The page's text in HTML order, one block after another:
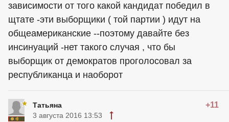
зависимости от того какой кандидат победил в
щтате -эти выборщики ( той партии ) идут на
общеамериканские --поэтому давайте без
инсинуаций -нет такого случая , что бы
выборщик от демократов проголосовал за
республиканца и наоборот
Татьяна +11
3 августа 2016 13:53